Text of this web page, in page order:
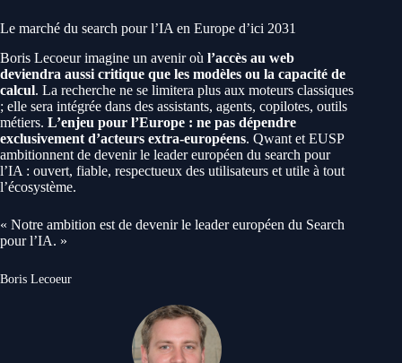
Le marché du search pour l’IA en Europe d’ici 2031
Boris Lecoeur imagine un avenir où l’accès au web
deviendra aussi critique que les modèles ou la capacité de
calcul. La recherche ne se limitera plus aux moteurs classiques
; elle sera intégrée dans des assistants, agents, copilotes, outils
métiers. L’enjeu pour l’Europe : ne pas dépendre
exclusivement d’acteurs extra-européens. Qwant et EUSP
ambitionnent de devenir le leader européen du search pour
l’IA : ouvert, fiable, respectueux des utilisateurs et utile à tout
l’écosystème.
« Notre ambition est de devenir le leader européen du Search
pour l’IA. »
Boris Lecoeur